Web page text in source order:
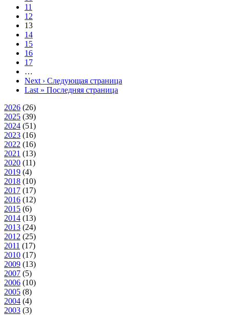
11
12
13
14
15
16
17
…
Next › Следующая страница
Last » Последняя страница
2026 (26)
2025 (39)
2024 (51)
2023 (16)
2022 (16)
2021 (13)
2020 (11)
2019 (4)
2018 (10)
2017 (17)
2016 (12)
2015 (6)
2014 (13)
2013 (24)
2012 (25)
2011 (17)
2010 (17)
2009 (13)
2007 (5)
2006 (10)
2005 (8)
2004 (4)
2003 (3)